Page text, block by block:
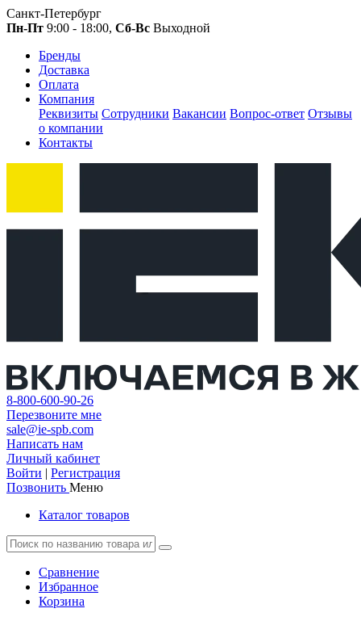
Санкт-Петербург
Пн-Пт 9:00 - 18:00, Сб-Вс Выходной
Бренды
Доставка
Оплата
Компания
Реквизиты Сотрудники Вакансии Вопрос-ответ Отзывы
о компании
Контакты
8-800-600-90-26
Перезвоните мне
sale@ie-spb.com
Написать нам
Личный кабинет
Войти | Регистрация
Позвонить Меню
Каталог товаров
Сравнение
Избранное
Корзина